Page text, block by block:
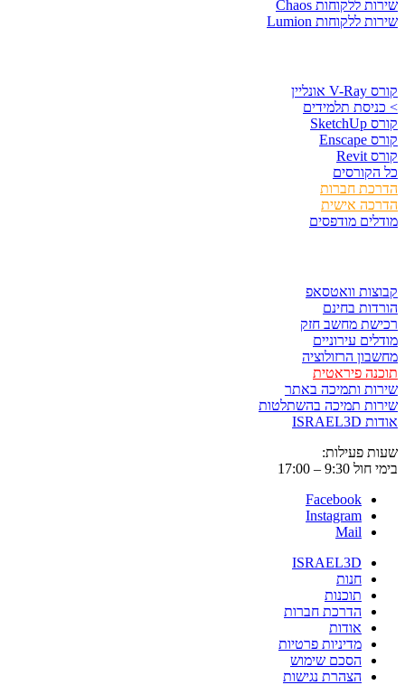
שירות ללקוחות Chaos
שירות ללקוחות Lumion
קורס V-Ray אונליין
> כניסת תלמידים
קורס SketchUp
קורס Enscape
קורס Revit
כל הקורסים
הדרכת חברות
הדרכה אישית
מודלים מודפסים
קבוצות וואטסאפ
הורדות בחינם
רכישת מחשב חזק
מודלים עירוניים
מחשבון הרזולוציה
תוכנה פיראטית
שירות ותמיכה באתר
שירות תמיכה בהשתלטות
אודות ISRAEL3D
שעות פעילות:
בימי חול 9:30 – 17:00
Facebook
Instagram
Mail
ISRAEL3D
חנות
תוכנות
הדרכת חברות
אודות
מדיניות פרטיות
הסכם שימוש
הצהרת נגישות